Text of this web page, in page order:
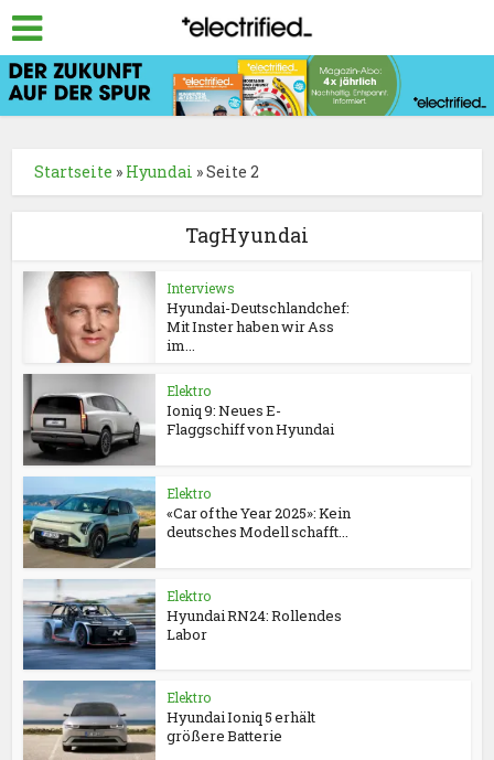
Startseite » Hyundai »Seite 2
TagHyundai
Interviews
Hyundai-Deutschlandchef:
Mit Inster haben wir Ass
im...
Elektro
Ioniq 9: Neues E-
Flaggschiff von Hyundai
Elektro
«Car of the Year 2025»: Kein
deutsches Modell schafft...
Elektro
Hyundai RN24: Rollendes
Labor
Elektro
Hyundai Ioniq 5 erhält
größere Batterie